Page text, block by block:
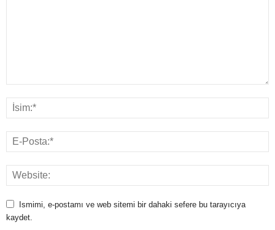
Ismimi, e-postamı ve web sitemi bir dahaki sefere bu tarayıcıya
kaydet.